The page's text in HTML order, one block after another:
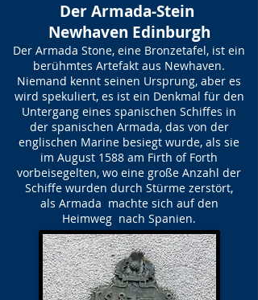
Der Armada-Stein
Newhaven Edinburgh
Der Armada Stone, eine Bronzetafel, ist ein
berühmtes Artefakt aus Newhaven.
Niemand kennt seinen Ursprung, aber es
wird spekuliert, es ist ein Denkmal für den
Untergang eines spanischen Schiffes in
der spanischen Armada, das von der
englischen Marine besiegt wurde, als sie
im August 1588 am Firth of Forth
vorbeisegelten, wo eine große Anzahl der
Schiffe wurden durch Stürme zerstört,
als Armada machte sich auf den
Heimweg nach Spanien.